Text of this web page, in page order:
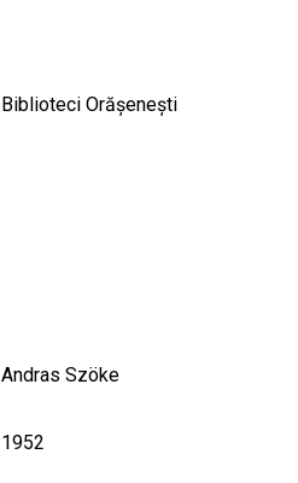
Biblioteci Orășenești
Andras Szöke
1952